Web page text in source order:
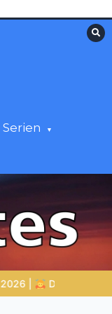
Serien
kannst